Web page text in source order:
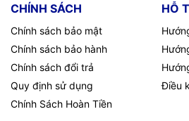
CHÍNH SÁCH
Chính sách bảo mật
Chính sách bảo hành
Chính sách đổi trả
Quy định sử dụng
Chính Sách Hoàn Tiền
HỖ
Điều